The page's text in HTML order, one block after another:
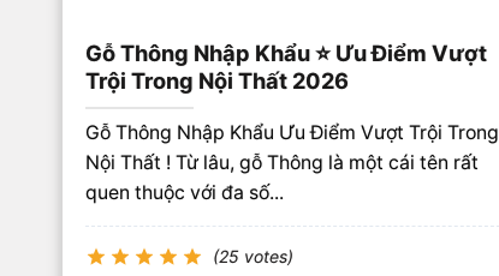
Gỗ Thông Nhập Khẩu ⭐️ Ưu Điểm Vượt
Trội Trong Nội Thất 2026
Gỗ Thông Nhập Khẩu Ưu Điểm Vượt Trội Trong
Nội Thất ! Từ lâu, gỗ Thông là một cái tên rất
quen thuộc với đa số...
(25 votes)